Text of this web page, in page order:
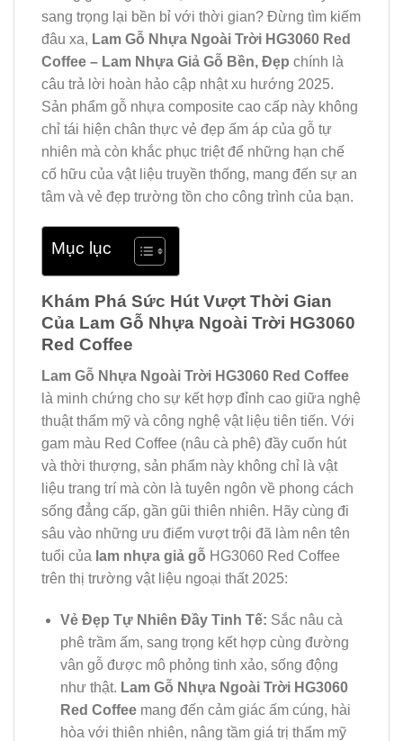
sang trọng lại bền bỉ với thời gian? Đừng tìm kiếm
đâu xa, Lam Gỗ Nhựa Ngoài Trời HG3060 Red
Coffee – Lam Nhựa Giả Gỗ Bền, Đẹp chính là
câu trả lời hoàn hảo cập nhật xu hướng 2025.
Sản phẩm gỗ nhựa composite cao cấp này không
chỉ tái hiện chân thực vẻ đẹp ấm áp của gỗ tự
nhiên mà còn khắc phục triệt để những hạn chế
cố hữu của vật liệu truyền thống, mang đến sự an
tâm và vẻ đẹp trường tồn cho công trình của bạn.
Mục lục
Khám Phá Sức Hút Vượt Thời Gian
Của Lam Gỗ Nhựa Ngoài Trời HG3060
Red Coffee
Lam Gỗ Nhựa Ngoài Trời HG3060 Red Coffee
là minh chứng cho sự kết hợp đỉnh cao giữa nghệ
thuật thẩm mỹ và công nghệ vật liệu tiên tiến. Với
gam màu Red Coffee (nâu cà phê) đầy cuốn hút
và thời thượng, sản phẩm này không chỉ là vật
liệu trang trí mà còn là tuyên ngôn về phong cách
sống đẳng cấp, gần gũi thiên nhiên. Hãy cùng đi
sâu vào những ưu điểm vượt trội đã làm nên tên
tuổi của lam nhựa giả gỗ HG3060 Red Coffee
trên thị trường vật liệu ngoại thất 2025:
Vẻ Đẹp Tự Nhiên Đầy Tinh Tế: Sắc nâu cà
phê trầm ấm, sang trọng kết hợp cùng đường
vân gỗ được mô phỏng tinh xảo, sống động
như thật. Lam Gỗ Nhựa Ngoài Trời HG3060
Red Coffeemang đến cảm giác ấm cúng, hài
hòa với thiên nhiên, nâng tầm giá trị thẩm mỹ